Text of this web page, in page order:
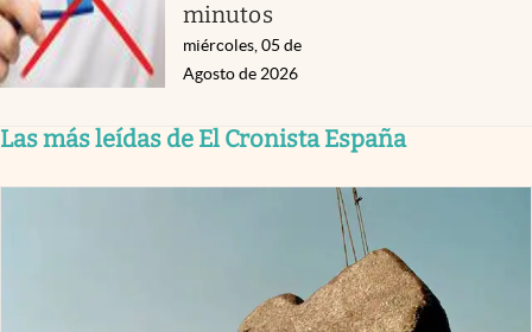
minutos
miércoles, 05 de
Agosto de 2026
Las más leídas de El Cronista España